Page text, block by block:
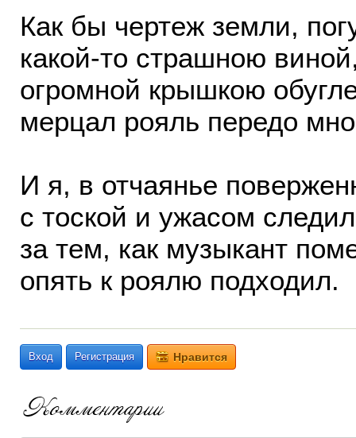
Как бы чертеж земли,
какой-то страшною
огромной крышкою
мерцал рояль передо
И я, в отчаянье
с тоской и ужасом следил
за тем, как музыкант
опять к роялю подходил.
Вход Регистрация Нравится